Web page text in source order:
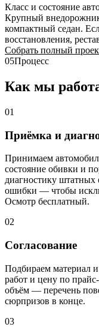
Класс и состояние
Крупный
компактный седан.
восстановления,
Собрать полный
05Процесс
Как мы
01
Приёмка и
Принимаем
состояние обивки и
диагностику
ошибки — чтобы
Осмотр бесплатный.
02
Согласование
Подбираем материал и
работ и цену по
объём — перечень
сюрпризов в конце.
03